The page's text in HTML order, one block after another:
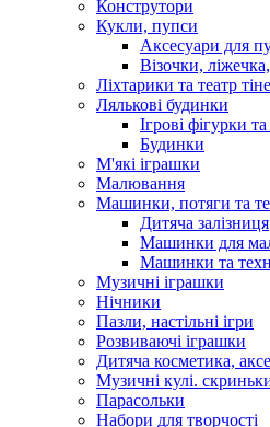
Конструтори
Кукли, пупси
Аксесуари для
Візочки,
Ліхтарики та театр
Лялькові будинки
Ігрові фігурки
Будинки
М'які іграшки
Малювання
Машинки, потяги та
Дитяча залізниця
Машинки для
Машинки та
Музичні іграшки
Нічники
Пазли, настільні ігри
Розвиваючі іграшки
Дитяча косметика,
Музичні кулі.
Парасольки
Набори для творчості